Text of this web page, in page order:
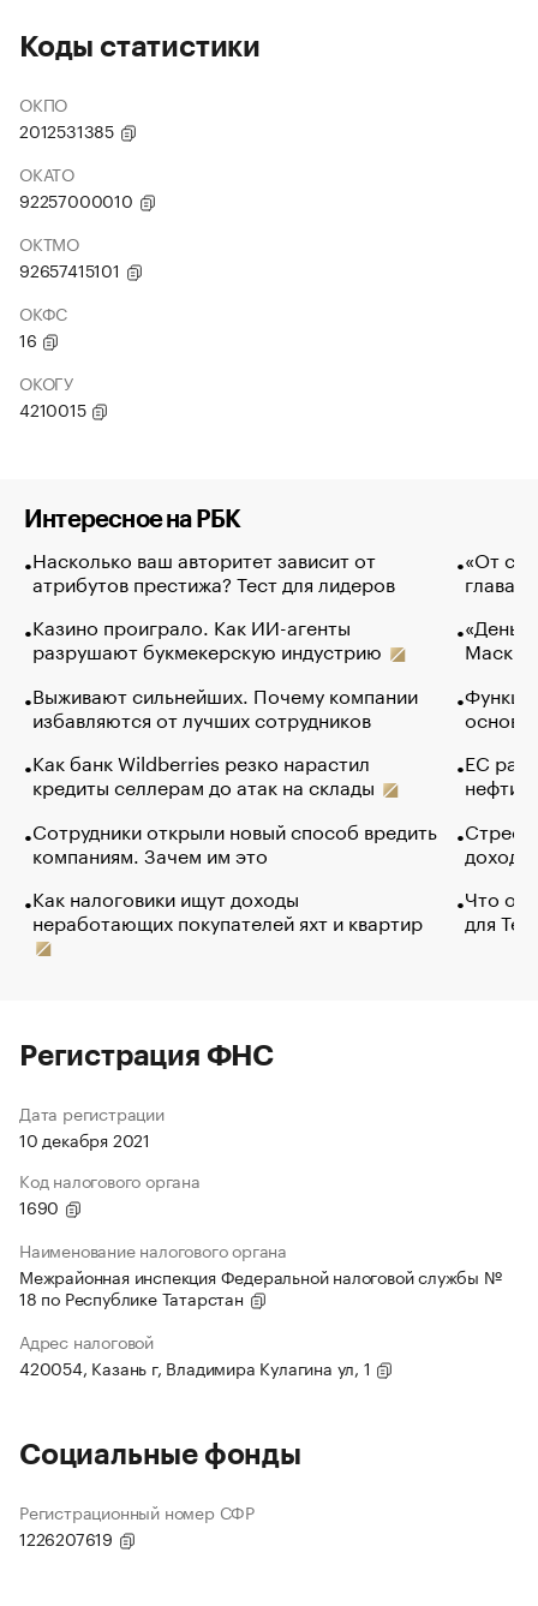
Коды статистики
ОКПО
2012531385
ОКАТО
92257000010
ОКТМО
92657415101
ОКФС
16
ОКОГУ
4210015
Интересное на РБК
Насколько ваш авторитет зависит от
атрибутов престижа? Тест для лидеров
Казино проиграло. Как ИИ-агенты
разрушают букмекерскую индустрию
Выживают сильнейших. Почему компании
избавляются от лучших сотрудников
Как банк Wildberries резко нарастил
кредиты селлерам до атак на склады
Сотрудники открыли новый способ вредить
компаниям. Зачем им это
Как налоговики ищут доходы
неработающих покупателей яхт и квартир
«От
глава
Маск в
основ
ЕС
нефти
Что
для
Регистрация ФНС
Дата регистрации
10 декабря 2021
Код налогового органа
1690
Наименование налогового органа
Межрайонная инспекция Федеральной налоговой службы №
18 по Республике Татарстан
Адрес налоговой
420054, Казань г, Владимира Кулагина ул, 1
Социальные фонды
Регистрационный номер СФР
1226207619